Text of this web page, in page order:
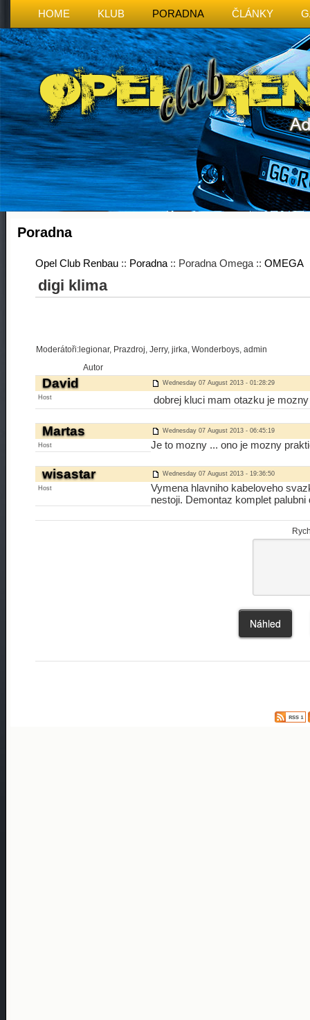
HOME KLUB PORADNA ČLÁNKY
Poradna
Opel Club Renbau :: Poradna :: Poradna Omega :: OMEGA
digi klima
Moderátoři:legionar, Prazdroj, Jerry, jirka, Wonderboys, admin
Autor
David Wednesday 07 August 2013 - 01:28:29
Host dobrej kluci mam otazku je
Martas Wednesday 07 August 2013 - 06:45:19
Host Je to mozny ... ono je mozny
wisastar Wednesday 07 August 2013 - 19:36:50
Host
Vymena hlavniho kabeloveho
nestoji. Demontaz komplet